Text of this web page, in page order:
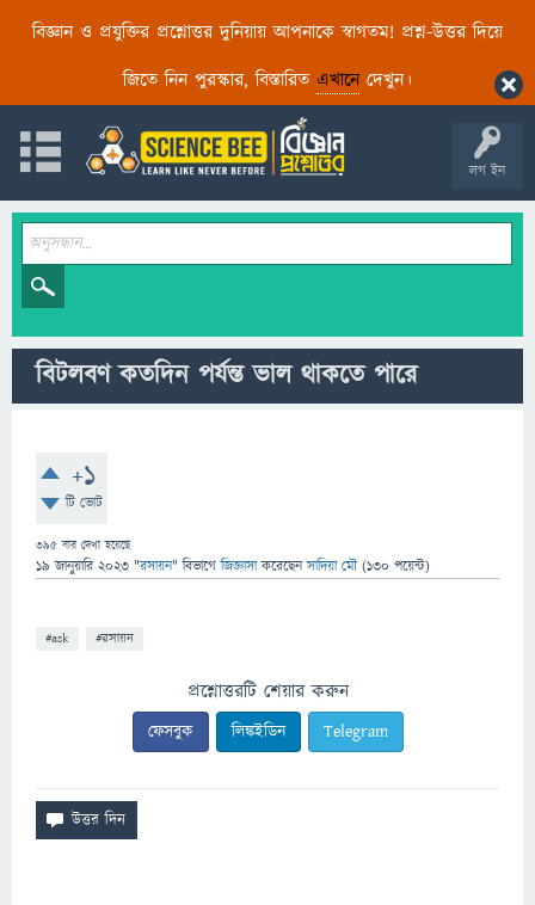
বিজ্ঞান ও প্রযুক্তির প্রশ্নোত্তর দুনিয়ায় আপনাকে স্বাগতম! প্রশ্ন-উত্তর দিয়ে
জিতে নিন পুরস্কার, বিস্তারিত এখানেদেখুন।
লগ ইন
বিটলবণ কতদিন পর্যন্ত ভাল থাকতে পারে
+1
টি ভোট
395 বার দেখা হয়েছে
19 জানুয়ারি 2023 "রসায়ন" বিভাগে জিজ্ঞাসাকরেছেনসাদিয়া মৌ (130 পয়েন্ট)
#ask #রসায়ন
প্রশ্নোত্তরটি শেয়ার করুন
ফেসবুক লিঙ্কইডিন Telegram